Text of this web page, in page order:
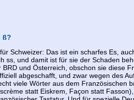
ß?
Schweizer: Das ist ein scharfes Es,
ss, und damit ist für sie der Schaden
BRD und Österreich, obschon sie diese
abgeschafft, und zwar wegen des
viele Wörter aus dem Französischen
statt Eiskrem, Façon statt